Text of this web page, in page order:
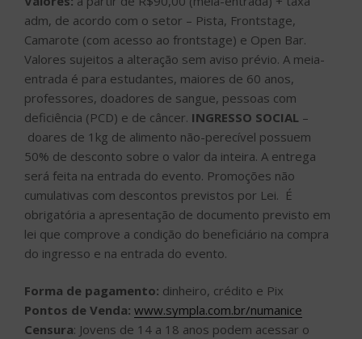
adm, de acordo com o setor – Pista, Frontstage,
Camarote (com acesso ao frontstage) e Open Bar.
Valores sujeitos a alteração sem aviso prévio. A meia-
entrada é para estudantes, maiores de 60 anos,
professores, doadores de sangue, pessoas com
deficiência (PCD) e de câncer. INGRESSO SOCIAL –
doares de 1kg de alimento não-perecível possuem
50% de desconto sobre o valor da inteira. A entrega
será feita na entrada do evento. Promoções não
cumulativas com descontos previstos por Lei. É
obrigatória a apresentação de documento previsto em
lei que comprove a condição do beneficiário na compra
do ingresso e na entrada do evento.
Forma de pagamento: dinheiro, crédito e Pix
Pontos de Venda: www.sympla.com.br/numanice
Censura: Jovens de 14 a 18 anos podem acessar o